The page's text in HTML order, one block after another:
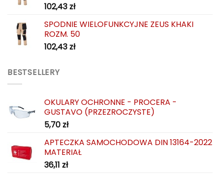
102,43 zł
SPODNIE WIELOFUNKCYJNE ZEUS KHAKI
ROZM. 50
102,43 zł
BESTSELLERY
OKULARY OCHRONNE - PROCERA -
GUSTAVO (PRZEZROCZYSTE)
5,70 zł
APTECZKA SAMOCHODOWA DIN 13164-2022
MATERIAŁ
36,11 zł